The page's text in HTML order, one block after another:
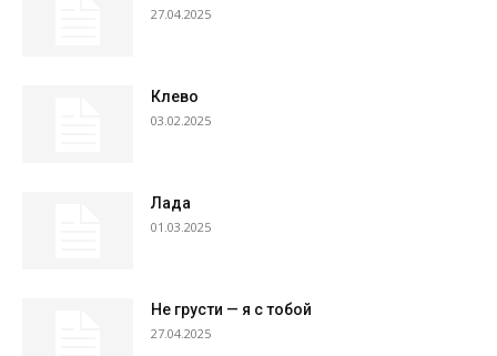
27.04.2025
Клево
03.02.2025
Лада
01.03.2025
Не грусти — я с тобой
27.04.2025